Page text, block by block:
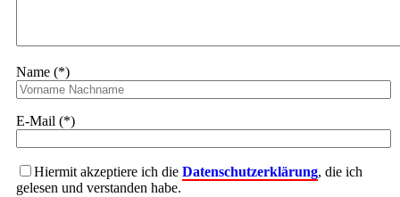
Name (*)
E-Mail (*)
Hiermit akzeptiere ich die Datenschutzerklärung, die ich
gelesen und verstanden habe.